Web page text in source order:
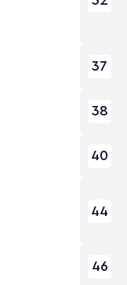
37
38
40
44
46